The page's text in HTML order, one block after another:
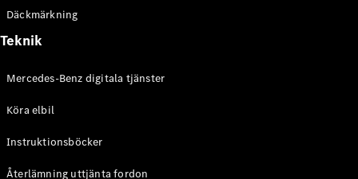
Alla eCitan
eCitan
Tourer
Konfigurator
Hitta din
Däckmärkning
Teknik
Mercedes-Benz digitala tjänster
Köra elbil
Instruktionsböcker
Återlämning uttjänta fordon